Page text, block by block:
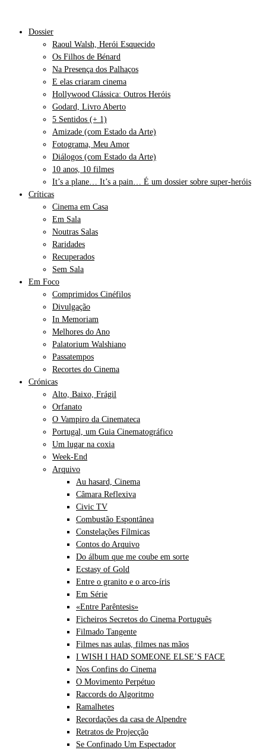
Dossier
Raoul Walsh, Herói Esquecido
Os Filhos de Bénard
Na Presença dos Palhaços
E elas criaram cinema
Hollywood Clássica: Outros Heróis
Godard, Livro Aberto
5 Sentidos (+ 1)
Amizade (com Estado da Arte)
Fotograma, Meu Amor
Diálogos (com Estado da Arte)
10 anos, 10 filmes
It’s a plane… It’s a pain… É um dossier sobre super-heróis
Críticas
Cinema em Casa
Em Sala
Noutras Salas
Raridades
Recuperados
Sem Sala
Em Foco
Comprimidos Cinéfilos
Divulgação
In Memoriam
Melhores do Ano
Palatorium Walshiano
Passatempos
Recortes do Cinema
Crónicas
Alto, Baixo, Frágil
Orfanato
O Vampiro da Cinemateca
Portugal, um Guia Cinematográfico
Um lugar na coxia
Week-End
Arquivo
Au hasard, Cinema
Câmara Reflexiva
Civic TV
Combustão Espontânea
Constelações Fílmicas
Contos do Arquivo
Do álbum que me coube em sorte
Ecstasy of Gold
Entre o granito e o arco-íris
Em Série
«Entre Parêntesis»
Ficheiros Secretos do Cinema Português
Filmado Tangente
Filmes nas aulas, filmes nas mãos
I WISH I HAD SOMEONE ELSE’S FACE
Nos Confins do Cinema
O Movimento Perpétuo
Raccords do Algoritmo
Ramalhetes
Recordações da casa de Alpendre
Retratos de Projecção
Se Confinado Um Espectador